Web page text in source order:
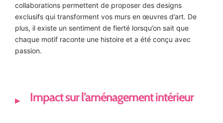
collaborations permettent de proposer des designs
exclusifs qui transforment vos murs en œuvres d’art. De
plus, il existe un sentiment de fierté lorsqu’on sait que
chaque motif raconte une histoire et a été conçu avec
passion.
Impact sur l’aménagement intérieur